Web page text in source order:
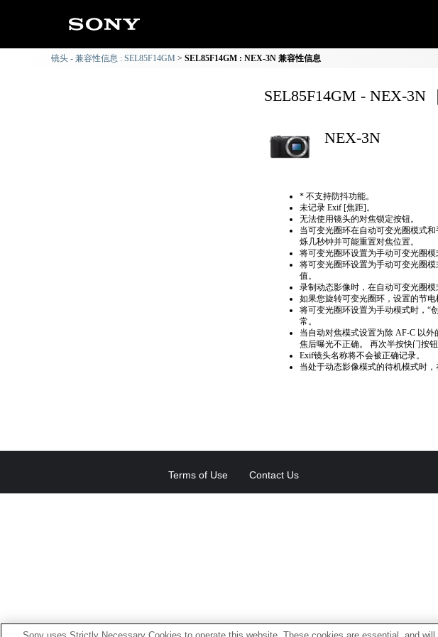
镜头 - 兼容性信息 : SEL85F14GM SEL85F14GM : NEX-3N 兼容性信息
SEL85F14GM - NEX-3N
NEX-3N
* 不支持防抖功能。
未记录 Exif [焦距]。
无法使用镜头的对焦锁定按钮。
当可变光圈环在自动可变光圈模式
烁几秒钟并可能重置对焦位置。
将可变光圈环设置为手动可变光圈
将可变光圈环设置为手动可变光圈
值。
录制动态影像时，在自动可变光圈
如果您旋转可变光圈环，设置的节电
将可变光圈环设置为手动模式时，“
常。
当自动对焦模式设置为除 AF-C 以
焦后曝光不正确。 再次半按快门按
Exif镜头名称将不会被正确记录。
当处于动态影像模式的待机模式时
Terms of Use Contact Us